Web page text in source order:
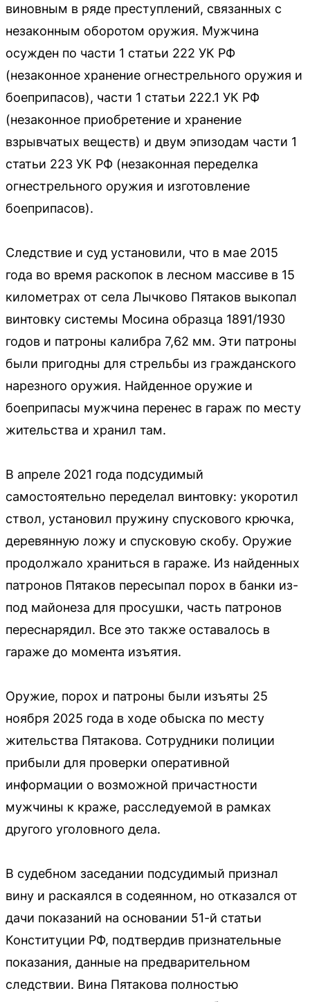
виновным в ряде преступлений, связанных с
незаконным оборотом оружия. Мужчина
осужден по части 1 статьи 222 УК РФ
(незаконное хранение огнестрельного оружия и
боеприпасов), части 1 статьи 222.1 УК РФ
(незаконное приобретение и хранение
взрывчатых веществ) и двум эпизодам части 1
статьи 223 УК РФ (незаконная переделка
огнестрельного оружия и изготовление
боеприпасов).
Следствие и суд установили, что в мае 2015
года во время раскопок в лесном массиве в 15
километрах от села Лычково Пятаков выкопал
винтовку системы Мосина образца 1891/1930
годов и патроны калибра 7,62 мм. Эти патроны
были пригодны для стрельбы из гражданского
нарезного оружия. Найденное оружие и
боеприпасы мужчина перенес в гараж по месту
жительства и хранил там.
В апреле 2021 года подсудимый
самостоятельно переделал винтовку: укоротил
ствол, установил пружину спускового крючка,
деревянную ложу и спусковую скобу. Оружие
продолжало храниться в гараже. Из найденных
патронов Пятаков пересыпал порох в банки из-
под майонеза для просушки, часть патронов
переснарядил. Все это также оставалось в
гараже до момента изъятия.
Оружие, порох и патроны были изъяты 25
ноября 2025 года в ходе обыска по месту
жительства Пятакова. Сотрудники полиции
прибыли для проверки оперативной
информации о возможной причастности
мужчины к краже, расследуемой в рамках
другого уголовного дела.
В судебном заседании подсудимый признал
вину и раскаялся в содеянном, но отказался от
дачи показаний на основании 51-й статьи
Конституции РФ, подтвердив признательные
показания, данные на предварительном
следствии. Вина Пятакова полностью